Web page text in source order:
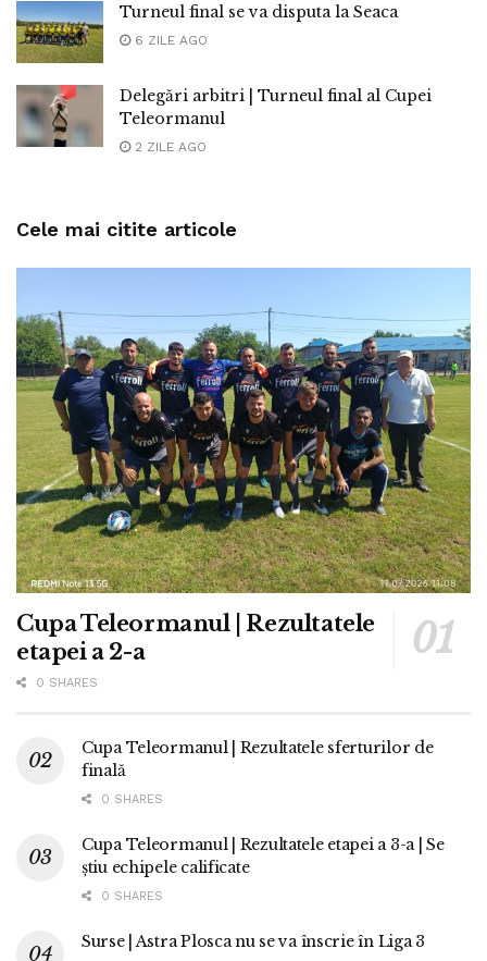
Turneul final se va disputa la Seaca
6 ZILE AGO
Delegări arbitri | Turneul final al Cupei
Teleormanul
2 ZILE AGO
Cele mai citite articole
Cupa Teleormanul | Rezultatele
etapei a 2-a
0 SHARES
Cupa Teleormanul | Rezultatele sferturilor de
finală
0 SHARES
Cupa Teleormanul | Rezultatele etapei a 3-a | Se
știu echipele calificate
0 SHARES
Surse | Astra Plosca nu se va înscrie în Liga 3